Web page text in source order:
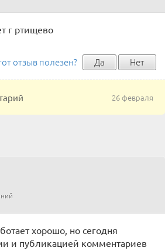
г ртищево
отзыв полезен? Да Нет
26 февраля
хорошо, но сегодня
и публикацией комментариев